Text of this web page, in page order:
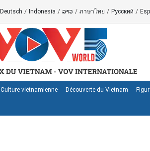
Deutsch / Indonesia / ລາວ / ภาษาไทย / Русский /
Culture vietnamienne Découverte du Vietnam